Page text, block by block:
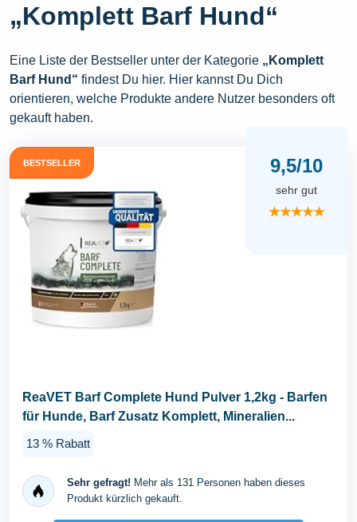
„Komplett Barf Hund“
Eine Liste der Bestseller unter der Kategorie „Komplett
Barf Hund“ findest Du hier. Hier kannst Du Dich
orientieren, welche Produkte andere Nutzer besonders oft
gekauft haben.
BESTSELLER 9,5/10
sehr gut
★★★★★
ReaVET Barf Complete Hund Pulver 1,2kg - Barfen
für Hunde, Barf Zusatz Komplett, Mineralien...
13 % Rabatt
Sehr gefragt! Mehr als 131 Personen haben dieses
Produkt kürzlich gekauft.